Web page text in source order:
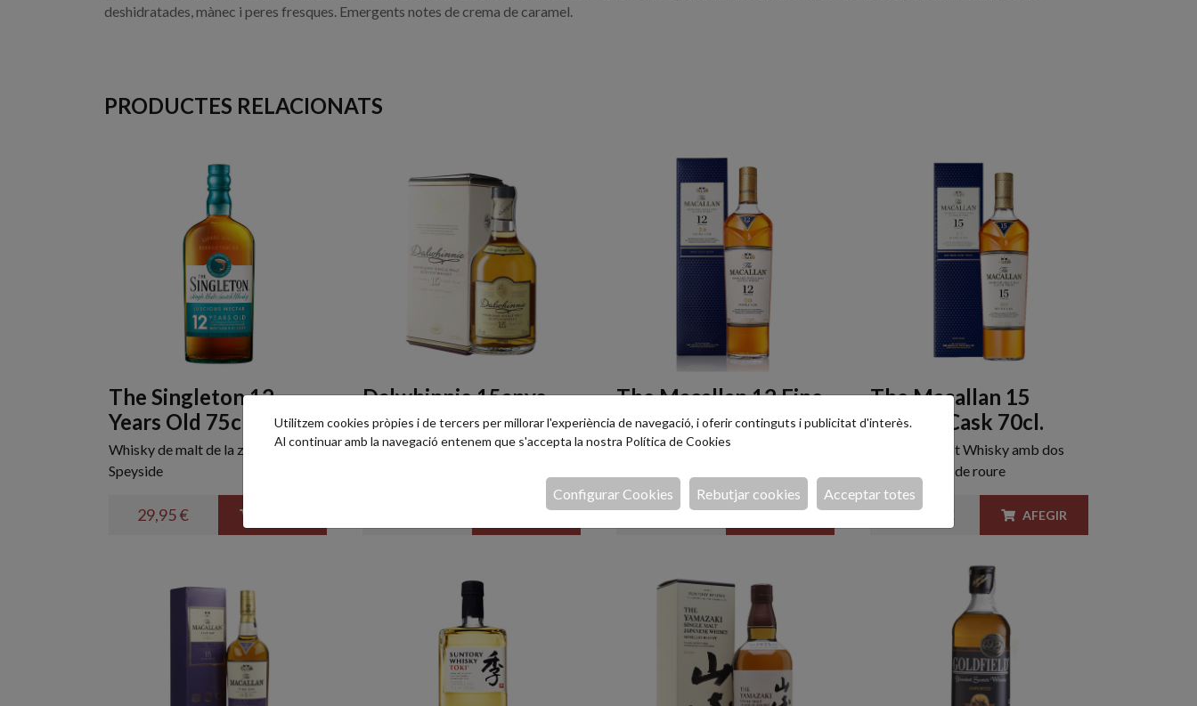
deshidratades, mànec i peres fresques. Emergents notes de crema de caramel.
PRODUCTES RELACIONATS
The Singleton 12
Years Old 75cl
Whisky de malt de la zona de
Speyside
29,95 €
Dalwhinnie 15anys
75cl.
Un dels maltes més respectats i
AFEGIR
The Macallan 12 Fine
Oak 70cl.
Un Single Malt Whisky plenament
77,95 € AFEGIR
The Macallan 15
Double Cask 70cl.
Un Single Malt Whisky amb dos
tipus de fusta de roure
225,00 € AFEGIR
Utilitzem cookies pròpies i de tercers per millorar l'experiència de navegació, i oferir continguts i publicitat d'interès.
Al continuar amb la navegació entenem que s'accepta la nostra Política de Cookies
Acceptar totes
Rebutjar cookies
Configurar Cookies